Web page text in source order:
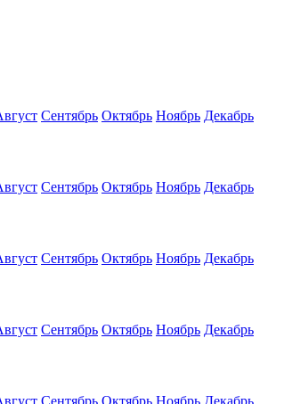
Сентябрь Октябрь Ноябрь Декабрь
Сентябрь Октябрь Ноябрь Декабрь
Сентябрь Октябрь Ноябрь Декабрь
Сентябрь Октябрь Ноябрь Декабрь
Сентябрь Октябрь Ноябрь Декабрь